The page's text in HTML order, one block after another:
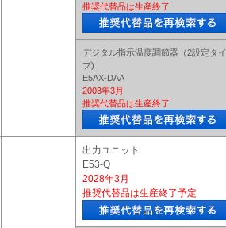
推奨代替品は生産終了
デジタル指示温度調節器（2設定タイ
プ)
E5AX-DAA
2003年3月
推奨代替品は生産終了
出力ユニット
E53-Q
2028年3月
推奨代替品は生産終了予定